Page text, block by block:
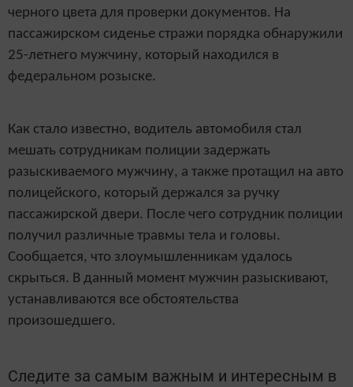
черного цвета для проверки документов. На
пассажирском сиденье стражи порядка обнаружили
25-летнего мужчину, который находился в
федеральном розыске.
Как стало известно, водитель автомобиля стал
мешать сотрудникам полиции задержать
разыскиваемого мужчину, а также протащил на авто
полицейского, который держался за ручку
пассажирской двери. После чего сотрудник полиции
получил различные травмы тела и головы.
Сообщается, что злоумышленникам удалось
скрыться. В данный момент мужчин разыскивают,
устанавливаются все обстоятельства
произошедшего.
Следите за самым важным и интересным в